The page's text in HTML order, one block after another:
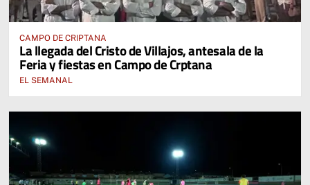
CAMPO DE CRIPTANA
La llegada del Cristo de Villajos, antesala de la
Feria y fiestas en Campo de Crptana
EL SEMANAL